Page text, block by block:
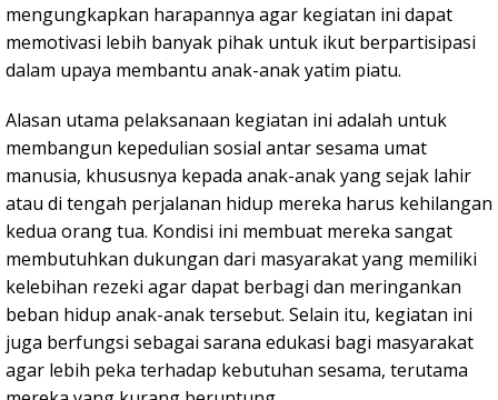
mengungkapkan harapannya agar kegiatan ini dapat
memotivasi lebih banyak pihak untuk ikut berpartisipasi
dalam upaya membantu anak-anak yatim piatu.
Alasan utama pelaksanaan kegiatan ini adalah untuk
membangun kepedulian sosial antar sesama umat
manusia, khususnya kepada anak-anak yang sejak lahir
atau di tengah perjalanan hidup mereka harus kehilangan
kedua orang tua. Kondisi ini membuat mereka sangat
membutuhkan dukungan dari masyarakat yang memiliki
kelebihan rezeki agar dapat berbagi dan meringankan
beban hidup anak-anak tersebut. Selain itu, kegiatan ini
juga berfungsi sebagai sarana edukasi bagi masyarakat
agar lebih peka terhadap kebutuhan sesama, terutama